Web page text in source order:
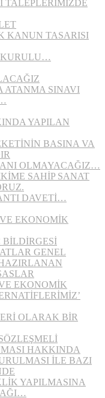
TALEPLERİMİZDE
KANUN TASARISI
KURULU…
ATANMA SINAVI
YAPILAN
BASINA VA
OLMAYACAĞIZ…
SAHİP SANAT
DAVETİ…
EKONOMİK
BİLDİRGESİ
GENEL
EKONOMİK
OLARAK BİR
HAKKINDA
İLE BAZI
YAPILMASINA